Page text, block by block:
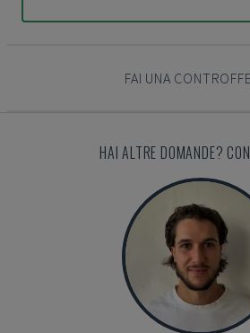
FAI UNA
HAI ALTRE DOMANDE?